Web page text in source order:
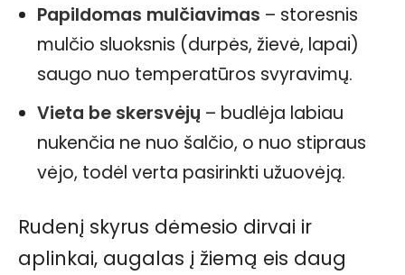
Papildomas mulčiavimas – storesnis
mulčio sluoksnis (durpės, žievė, lapai)
saugo nuo temperatūros svyravimų.
Vieta be skersvėjų – budlėja labiau
nukenčia ne nuo šalčio, o nuo stipraus
vėjo, todėl verta pasirinkti užuovėją.
Rudenį skyrus dėmesio dirvai ir
aplinkai, augalas į žiemą eis daug